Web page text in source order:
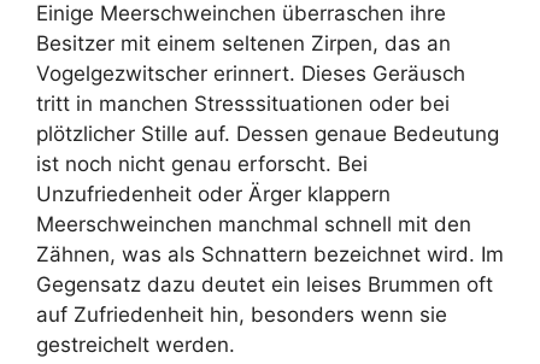
Einige Meerschweinchen überraschen ihre
Besitzer mit einem seltenen Zirpen, das an
Vogelgezwitscher erinnert. Dieses Geräusch
tritt in manchen Stresssituationen oder bei
plötzlicher Stille auf. Dessen genaue Bedeutung
ist noch nicht genau erforscht. Bei
Unzufriedenheit oder Ärger klappern
Meerschweinchen manchmal schnell mit den
Zähnen, was als Schnattern bezeichnet wird. Im
Gegensatz dazu deutet ein leises Brummen oft
auf Zufriedenheit hin, besonders wenn sie
gestreichelt werden.